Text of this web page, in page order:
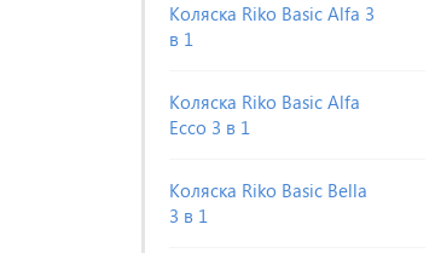
Коляска Riko Basic Alfa 3
в 1
Коляска Riko Basic Alfa
Ecco 3 в 1
Коляска Riko Basic Bella
3 в 1